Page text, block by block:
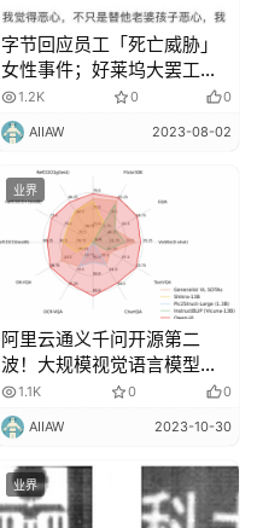
字节回应员工「死亡威胁」
女性事件；好莱坞大罢工抵
制 AI 入侵
1.2K 0 0
AIIAW 2023-08-02
业界
阿里云通义千问开源第二
波！大规模视觉语言模型
Qwen-VL上线魔搭社区
1.1K 0 0
AIIAW 2023-10-30
业界